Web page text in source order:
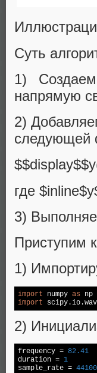
Суть
1)
напрямую
2)
следующей
где
3)
Приступим
1)
import numpy as
import
2)
frequency = 82.41
duration = 1
sample_rate = 44100